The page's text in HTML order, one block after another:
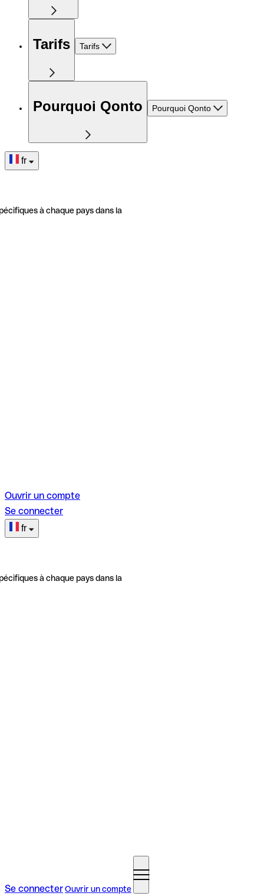
Tarifs Tarifs
Pourquoi Qonto Pourquoi Qonto
fr
à chaque pays dans la
Ouvrir un compte
Se connecter
fr
à chaque pays dans la
Se connecterOuvrir un compte